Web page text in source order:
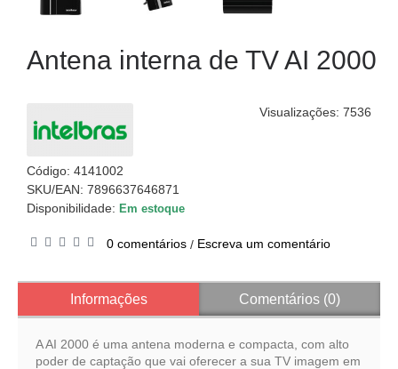
Antena interna de TV AI 2000
Visualizações: 7536
Código: 4141002
SKU/EAN: 7896637646871
Disponibilidade: Em estoque
0 comentários / Escreva um comentário
Informações Comentários (0)
A AI 2000 é uma antena moderna e compacta, com alto
poder de captação que vai oferecer a sua TV imagem em